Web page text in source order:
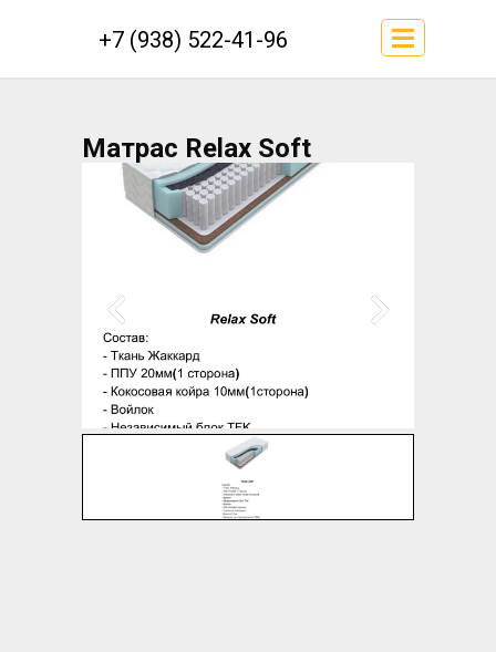
+7 (938) 522-41-96
Матрас Relax Soft